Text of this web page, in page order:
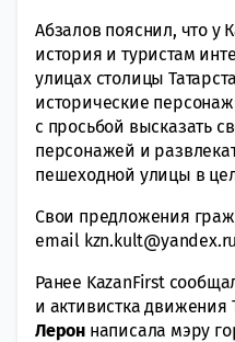
Абзалов пояснил, что у
история и туристам
улицах столицы
исторические
с просьбой высказать
персонажей и
пешеходной улицы в
Свои предложения
email
Ранее KazanFirst
и активистка движения
Лерон написала мэру